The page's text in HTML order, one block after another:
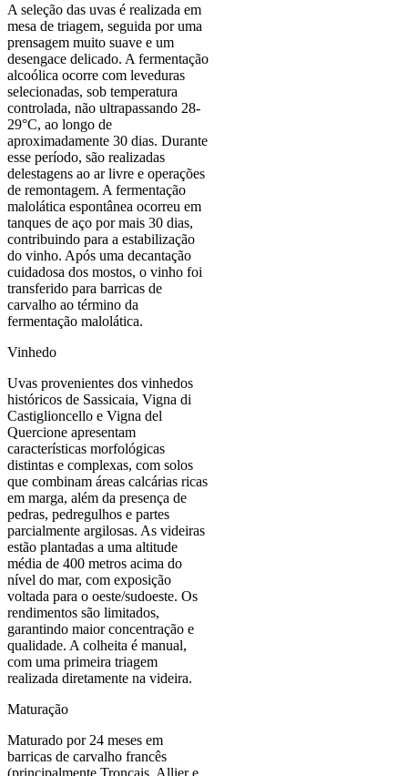
A seleção das uvas é realizada em
mesa de triagem, seguida por uma
prensagem muito suave e um
desengace delicado. A fermentação
alcoólica ocorre com leveduras
selecionadas, sob temperatura
controlada, não ultrapassando 28-
29°C, ao longo de
aproximadamente 30 dias. Durante
esse período, são realizadas
delestagens ao ar livre e operações
de remontagem. A fermentação
malolática espontânea ocorreu em
tanques de aço por mais 30 dias,
contribuindo para a estabilização
do vinho. Após uma decantação
cuidadosa dos mostos, o vinho foi
transferido para barricas de
carvalho ao término da
fermentação malolática.
Vinhedo
Uvas provenientes dos vinhedos
históricos de Sassicaia, Vigna di
Castiglioncello e Vigna del
Quercione apresentam
características morfológicas
distintas e complexas, com solos
que combinam áreas calcárias ricas
em marga, além da presença de
pedras, pedregulhos e partes
parcialmente argilosas. As videiras
estão plantadas a uma altitude
média de 400 metros acima do
nível do mar, com exposição
voltada para o oeste/sudoeste. Os
rendimentos são limitados,
garantindo maior concentração e
qualidade. A colheita é manual,
com uma primeira triagem
realizada diretamente na videira.
Maturação
Maturado por 24 meses em
barricas de carvalho francês
(principalmente Tronçais, Allier e